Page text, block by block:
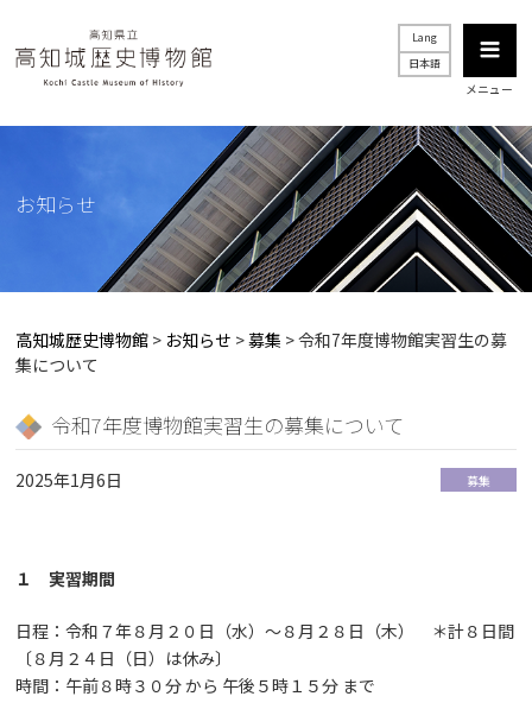
Lang
日本語
メニュー
お知らせ
高知城歴史博物館 > お知らせ >募集 >令和7年度博物館実習生の募
集について
令和7年度博物館実習生の募集について
2025年1月6日 募集
１ 実習期間
日程：令和７年８月２０日（水）～８月２８日（木） ＊計８日間
〔８月２４日（日）は休み〕
時間：午前８時３０分 から 午後５時１５分 まで